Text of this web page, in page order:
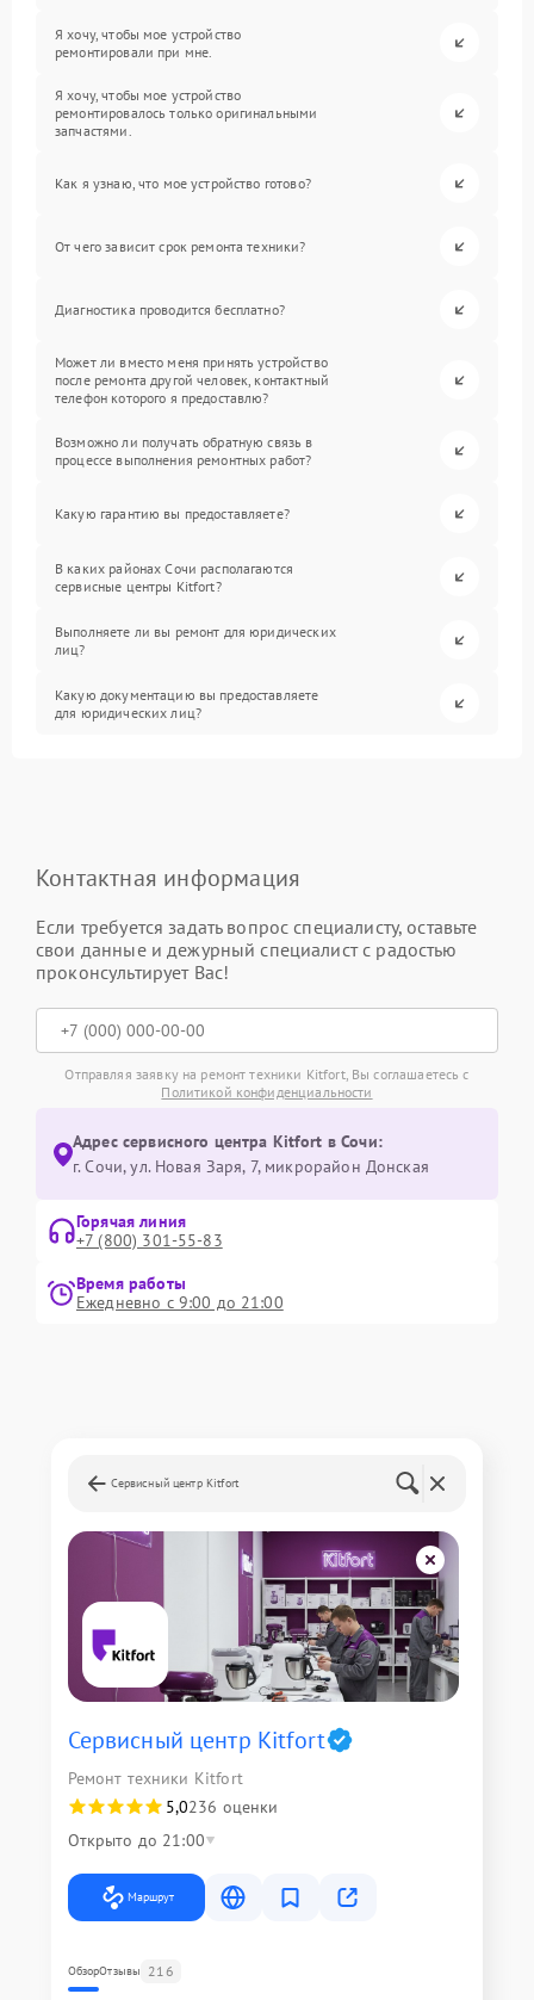
Я хочу, чтобы мое устройство
ремонтировали при мне.
Я хочу, чтобы мое устройство
ремонтировалось только оригинальными
запчастями.
Как я узнаю, что мое устройство готово?
От чего зависит срок ремонта техники?
Диагностика проводится бесплатно?
Может ли вместо меня принять устройство
после ремонта другой человек, контактный
телефон которого я предоставлю?
Возможно ли получать обратную связь в
процессе выполнения ремонтных работ?
Какую гарантию вы предоставляете?
В каких районах Сочи располагаются
сервисные центры Kitfort?
Выполняете ли вы ремонт для юридических
лиц?
Какую документацию вы предоставляете
для юридических лиц?
Контактная информация
Если требуется задать вопрос специалисту, оставьте
свои данные и дежурный специалист с радостью
проконсультирует Вас!
Отправляя заявку на ремонт техники Kitfort, Вы соглашаетесь с
Политикой конфиденциальности
Адрес сервисного центра Kitfort в Сочи:
г. Сочи, ул. Новая Заря, 7, микрорайон Донская
Горячая линия
+7 (800) 301-55-83
Время работы
Ежедневно с 9:00 до 21:00
Сервисный центр Kitfort
Сервисный центр Kitfort
Ремонт техники Kitfort
5,0236 оценки
Открыто до 21:00
Маршрут
ОбзорОтзывы 216